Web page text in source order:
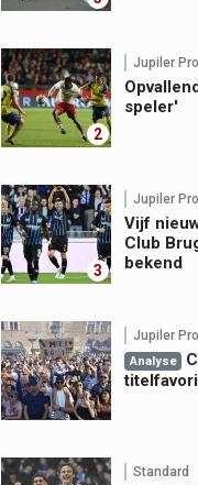
2
Jupiler
speler'
3
Jupiler
Vijf
Club
bekend
Jupiler
Analyse
Standard